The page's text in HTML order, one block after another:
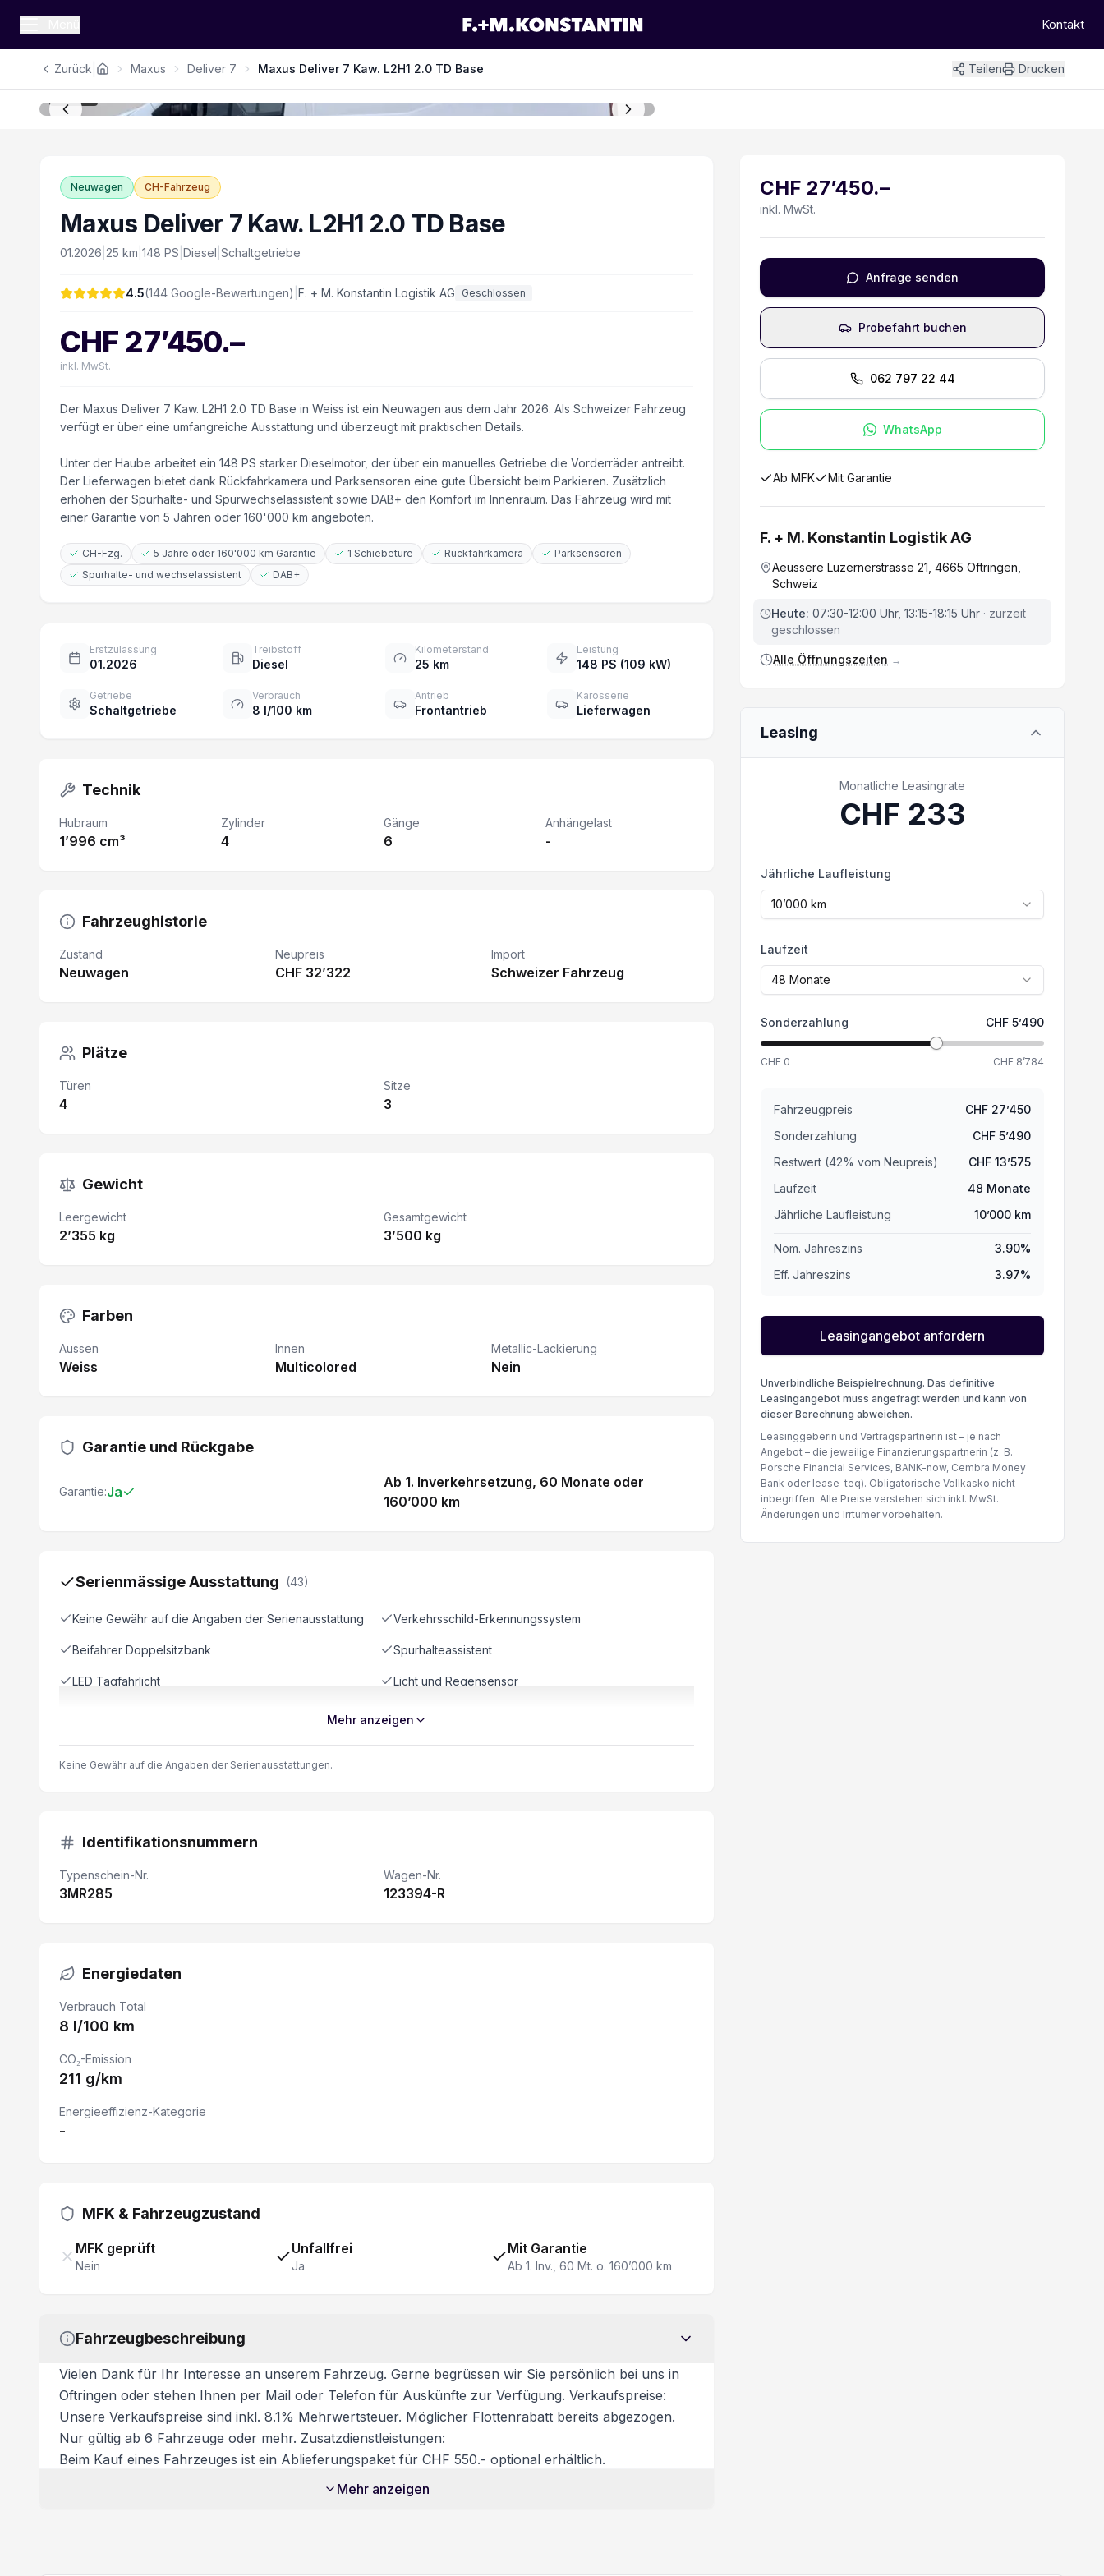
Kontakt
Zurück Maxus Deliver 7 Maxus Deliver 7 Kaw. L2H1 2.0 TD Base Teilen
Drucken
1/14
Neuwagen CH-Fahrzeug
Maxus Deliver 7 Kaw. L2H1 2.0 TD Base
01.2026 25 km 148 PS Diesel Schaltgetriebe
4.5(144 Google-Bewertungen) F. + M. Konstantin Logistik AG Geschlossen
CHF 27’450.–
inkl. MwSt.
Der Maxus Deliver 7 Kaw. L2H1 2.0 TD Base in Weiss ist ein Neuwagen aus dem Jahr 2026. Als Schweizer Fahrzeug
verfügt er über eine umfangreiche Ausstattung und überzeugt mit praktischen Details.
Unter der Haube arbeitet ein 148 PS starker Dieselmotor, der über ein manuelles Getriebe die Vorderräder antreibt.
Der Lieferwagen bietet dank Rückfahrkamera und Parksensoren eine gute Übersicht beim Parkieren. Zusätzlich
erhöhen der Spurhalte- und Spurwechselassistent sowie DAB+ den Komfort im Innenraum. Das Fahrzeug wird mit
einer Garantie von 5 Jahren oder 160'000 km angeboten.
CH-Fzg. 5 Jahre oder 160'000 km Garantie 1 Schiebetüre Rückfahrkamera
Parksensoren
Spurhalte- und wechselassistent
DAB+
Erstzulassung
01.2026
Treibstoff
Diesel
Kilometerstand
25 km
Leistung
148 PS (109 kW)
Getriebe
Schaltgetriebe
Verbrauch
8 l/100 km
Antrieb
Frontantrieb
Karosserie
Lieferwagen
Technik
Hubraum
1’996 cm³
Zylinder
4
Gänge
6
Anhängelast
-
Fahrzeughistorie
Zustand
Neuwagen
Neupreis
CHF 32’322
Import
Schweizer Fahrzeug
Plätze
Türen
4
Sitze
3
Gewicht
Leergewicht
2’355 kg
Gesamtgewicht
3’500 kg
Farben
Aussen
Weiss
Innen
Multicolored
Metallic-Lackierung
Nein
Garantie und Rückgabe
Garantie:Ja
Ab 1. Inverkehrsetzung, 60 Monate oder
160’000 km
Serienmässige Ausstattung (43)
Keine Gewähr auf die Angaben der Serienausstattung Verkehrsschild-Erkennungssystem
Beifahrer Doppelsitzbank Spurhalteassistent
LED Tagfahrlicht Licht und Regensensor
eCall Spurwechselassistent
Bluetooth
Elektrische Fensterheber Details siehe gültige Preisliste des Importeurs
DAB+ (Digitaler Radioempfang) Rückfahrkamera
Schiebetüre rechts verblecht
Parksensor vorne und hinten
LED-Scheinwerfer
Spurverlassenswarnung
Fahrersitz 8-fach verstellbar/ Armlehne
Windschutzscheibe heizbar Aussenspiegel elektrisch beheizbar
Automatische Notbremsung
Mehr anzeigen
Keine Gewähr auf die Angaben der Serienausstattungen.
Identifikationsnummern
Typenschein-Nr.
3MR285
Wagen-Nr.
123394-R
Energiedaten
Verbrauch Total
8 l/100 km
CO₂-Emission
211 g/km
Energieeffizienz-Kategorie
-
MFK & Fahrzeugzustand
MFK geprüft
Nein
Unfallfrei
Ja
Mit Garantie
Ab 1. Inv., 60 Mt. o. 160’000 km
Fahrzeugbeschreibung
Vielen Dank für Ihr Interesse an unserem Fahrzeug. Gerne begrüssen wir Sie persönlich bei uns in
Oftringen oder stehen Ihnen per Mail oder Telefon für Auskünfte zur Verfügung. Verkaufspreise:
Unsere Verkaufspreise sind inkl. 8.1% Mehrwertsteuer. Möglicher Flottenrabatt bereits abgezogen.
Nur gültig ab 6 Fahrzeuge oder mehr. Zusatzdienstleistungen:
Beim Kauf eines Fahrzeuges ist ein Ablieferungspaket für CHF 550.- optional erhältlich.
Mehr anzeigen
CHF 27’450.–
inkl. MwSt.
Anfrage senden
Probefahrt buchen
062 797 22 44
WhatsApp
Ab MFK Mit Garantie
F. + M. Konstantin Logistik AG
Aeussere Luzernerstrasse 21, 4665 Oftringen,
Schweiz
Heute: 07:30-12:00 Uhr, 13:15-18:15 Uhr· zurzeit
geschlossen
Alle Öffnungszeiten →
Leasing
Monatliche Leasingrate
CHF 233
Jährliche Laufleistung
10’000 km
Laufzeit
48 Monate
Sonderzahlung CHF 5’490
CHF 0 CHF 8’784
Fahrzeugpreis CHF 27’450
Sonderzahlung
CHF 5’490
Restwert (42% vom Neupreis) CHF 13’575
Laufzeit
48 Monate
Jährliche Laufleistung
10’000km
Nom. Jahreszins 3.90%
Eff. Jahreszins
3.97%
Leasingangebot anfordern
Unverbindliche Beispielrechnung. Das definitive
Leasingangebot muss angefragt werden und kann von
dieser Berechnung abweichen.
Leasinggeberin und Vertragspartnerin ist – je nach
Angebot – die jeweilige Finanzierungspartnerin (z. B.
Porsche Financial Services, BANK-now, Cembra Money
Bank oder lease-teq). Obligatorische Vollkasko nicht
inbegriffen. Alle Preise verstehen sich inkl. MwSt.
Änderungen und Irrtümer vorbehalten.